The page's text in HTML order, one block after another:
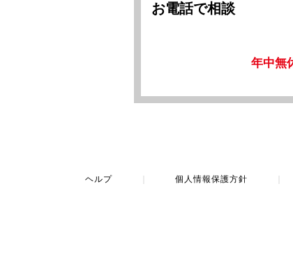
お電話で相談
年中無
ヘルプ 個人情報保護方針